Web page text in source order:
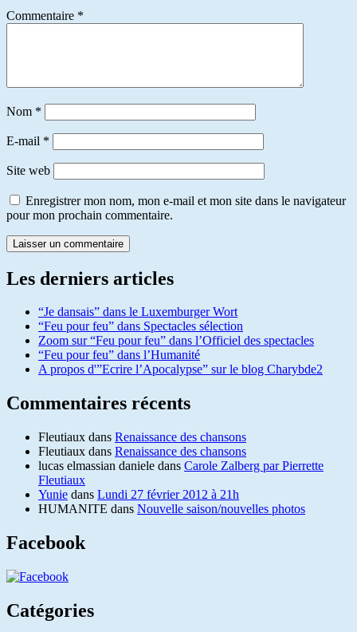
Commentaire *
Nom *
E-mail *
Site web
Enregistrer mon nom, mon e-mail et mon site dans le navigateur
pour mon prochain commentaire.
Les derniers articles
“Je dansais” dans le Luxemburger Wort
“Feu pour feu” dans Spectacles sélection
Zoom sur “Feu pour feu” dans l’Officiel des spectacles
“Feu pour feu” dans l’Humanité
A propos d'”Ecrire l’Apocalypse” sur le blog Charybde2
Commentaires récents
Fleutiaux dans Renaissance des chansons
Fleutiaux dans Renaissance des chansons
lucas elmassian daniele dans Carole Zalberg par Pierrette
Fleutiaux
Yunie dans Lundi 27 février 2012 à 21h
HUMANITE dans Nouvelle saison/nouvelles photos
Facebook
Catégories